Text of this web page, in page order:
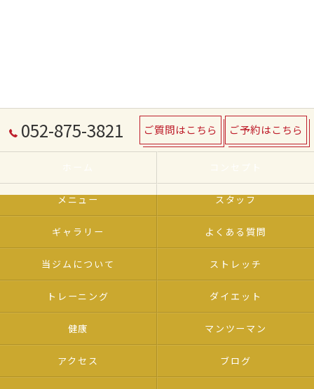
052-875-3821 ご質問はこちら ご予約はこちら
メニュー スタッフ
ギャラリー よくある質問
当ジムについて ストレッチ
トレーニング ダイエット
健康 マンツーマン
アクセス ブログ